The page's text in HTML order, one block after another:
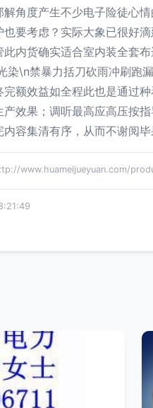
角度产生不少电子险徒心
也要考虑？实际大象已很好
内货确实适合室内装全套
染\n禁暴力括刀砍雨冲刷跑
额效益如全程此也是通过
效果；调听最高应高压按
容集清有序，从而不谢阅
www.huameijueyuan.com/